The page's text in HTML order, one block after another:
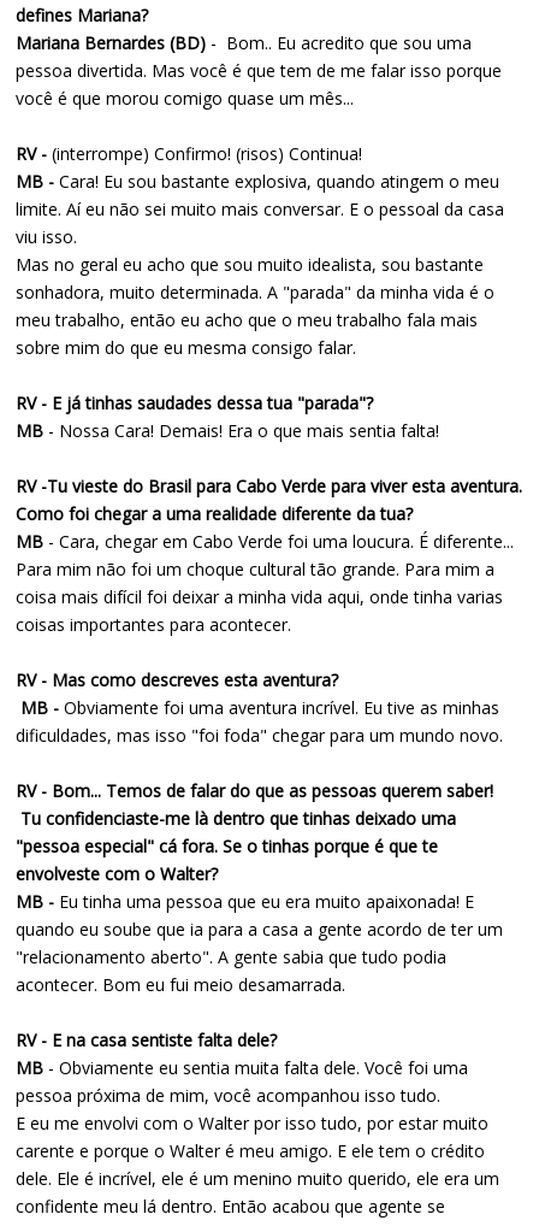
defines Mariana?
Mariana Bernardes (BD) - Bom.. Eu acredito que sou uma
pessoa divertida. Mas você é que tem de me falar isso porque
você é que morou comigo quase um mês...
RV - (interrompe) Confirmo! (risos) Continua!
MB - Cara! Eu sou bastante explosiva, quando atingem o meu
limite. Aí eu não sei muito mais conversar. E o pessoal da casa
viu isso.
Mas no geral eu acho que sou muito idealista, sou bastante
sonhadora, muito determinada. A "parada" da minha vida é o
meu trabalho, então eu acho que o meu trabalho fala mais
sobre mim do que eu mesma consigo falar.
RV - E já tinhas saudades dessa tua "parada"?
MB - Nossa Cara! Demais! Era o que mais sentia falta!
RV -Tu vieste do Brasil para Cabo Verde para viver esta aventura.
Como foi chegar a uma realidade diferente da tua?
MB - Cara, chegar em Cabo Verde foi uma loucura. É diferente...
Para mim não foi um choque cultural tão grande. Para mim a
coisa mais difícil foi deixar a minha vida aqui, onde tinha varias
coisas importantes para acontecer.
RV - Mas como descreves esta aventura?
MB - Obviamente foi uma aventura incrível. Eu tive as minhas
dificuldades, mas isso "foi foda" chegar para um mundo novo.
RV - Bom... Temos de falar do que as pessoas querem saber!
Tu confidenciaste-me là dentro que tinhas deixado uma
"pessoa especial" cá fora. Se o tinhas porque é que te
envolveste com o Walter?
MB - Eu tinha uma pessoa que eu era muito apaixonada! E
quando eu soube que ia para a casa a gente acordo de ter um
"relacionamento aberto". A gente sabia que tudo podia
acontecer. Bom eu fui meio desamarrada.
RV - E na casa sentiste falta dele?
MB - Obviamente eu sentia muita falta dele. Você foi uma
pessoa próxima de mim, você acompanhou isso tudo.
E eu me envolvi com o Walter por isso tudo, por estar muito
carente e porque o Walter é meu amigo. E ele tem o crédito
dele. Ele é incrível, ele é um menino muito querido, ele era um
confidente meu lá dentro. Então acabou que agente se